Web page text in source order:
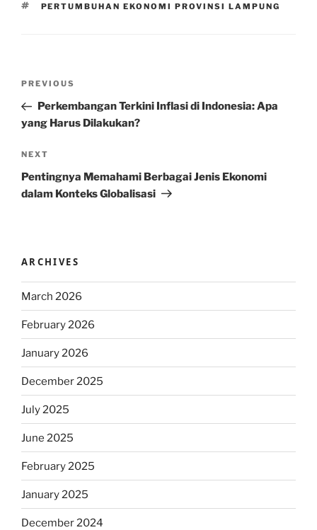
TAGS
PERTUMBUHAN EKONOMI PROVINSI LAMPUNG
Previous
Post
PREVIOUS
Perkembangan Terkini Inflasi di Indonesia: Apa
yang Harus Dilakukan?
Next
Post
NEXT
Pentingnya Memahami Berbagai Jenis Ekonomi
dalam Konteks Globalisasi
ARCHIVES
March 2026
February 2026
January 2026
December 2025
July 2025
June 2025
February 2025
January 2025
December 2024